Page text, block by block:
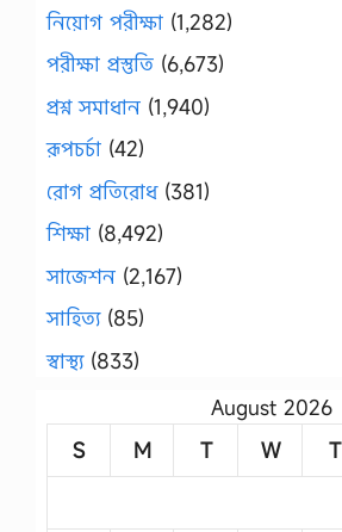
নিয়োগ পরীক্ষা (1,282)
পরীক্ষা প্রস্তুতি (6,673)
প্রশ্ন সমাধান (1,940)
রূপচর্চা (42)
রোগ প্রতিরোধ(381)
শিক্ষা (8,492)
সাজেশন (2,167)
সাহিত্য(85)
স্বাস্থ্য(833)
August 2026
S
M T W T